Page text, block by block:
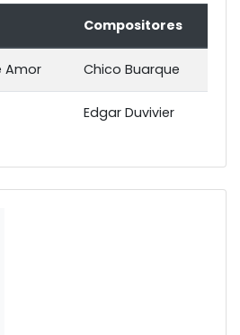
Compositores
Amor Chico Buarque
Edgar Duvivier